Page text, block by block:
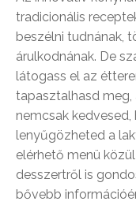
tradicionális
beszélni tudnának,
árulkodnának. De
látogass el az
tapasztalhasd meg,
nemcsak
lenyűgözheted a
elérhető menü
desszertről is
bővebb